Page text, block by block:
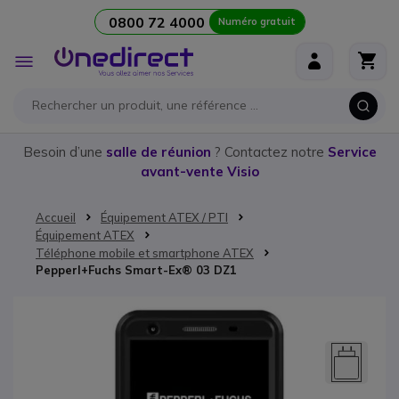
0800 72 4000 Numéro gratuit
Affichage
navigation
Besoin d’une salle de réunion ? Contactez notre Service
avant-vente Visio
Accueil
Équipement ATEX / PTI
Équipement ATEX
Téléphone mobile et smartphone ATEX
Pepperl+Fuchs Smart-Ex® 03 DZ1